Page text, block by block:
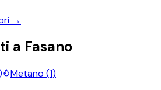
→
a Fasano
Metano (1)